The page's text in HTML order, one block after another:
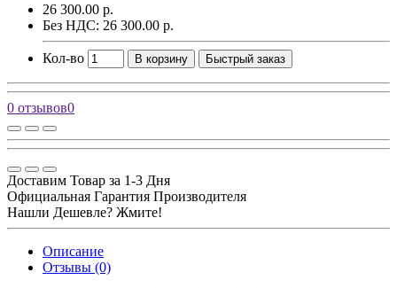
26 300.00 р.
Без НДС: 26 300.00 р.
Кол-во В корзину Быстрый заказ
0 отзывов0
Доставим Товар за 1-3 Дня
Официальная Гарантия Производителя
Нашли Дешевле? Жмите!
Описание
Отзывы (0)